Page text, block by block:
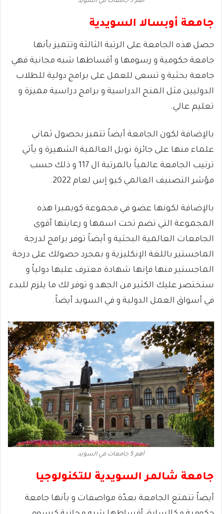
أهم 5 جامعات في السويد
جامعة أوبسالا السويدية
حصل هذه الجامعة على الرتبة الثالثة وتتميز بأنها
جامعة حكومية و رسومها و أقساطها شبه مجانية فهي
جامعة بحثية و تسعى للعمل على برامج دولية للطلاب
الدوليين مثل المنح الدراسية و برامج دراسية مميزة و
تعليم عالي.
بالإضافة لكون الجامعة أيضاً تتميز بحصول ثماني
علماء منها على جائزة نوبل العالمية الشهيرة و يأتي
ترتيب الجامعة عالمياً بالمرتبة ال 117 و ذلك حسب
مؤشر التصنيف العالمي كيو إس لعام 2022.
بالإضافة لكونها عضو في مجموعة كويمبرا هذه
المجموعة التي تضم تحت اسمها و رعايتها أقوى
الجامعات العالمية البحثية و أيضاً توفر برامج لدرجة
الماجستير باللغة الإنكليزية و بمجرد حصولك على درجة
الماجستير منها فإنها شهادة معترف عليها دولياً و
ستختصر عليك الكثير من الجهد و توفر لك ما يلزم للبدء
في أسواق العمل الدولية و في السويد أيضاً.
أهم 5 جامعات في السويد
جامعة شالمر السويدية للتكنولوجيا
أيضاً تتمتع الجامعة بعدّة مواصفات و بأنها جامعة